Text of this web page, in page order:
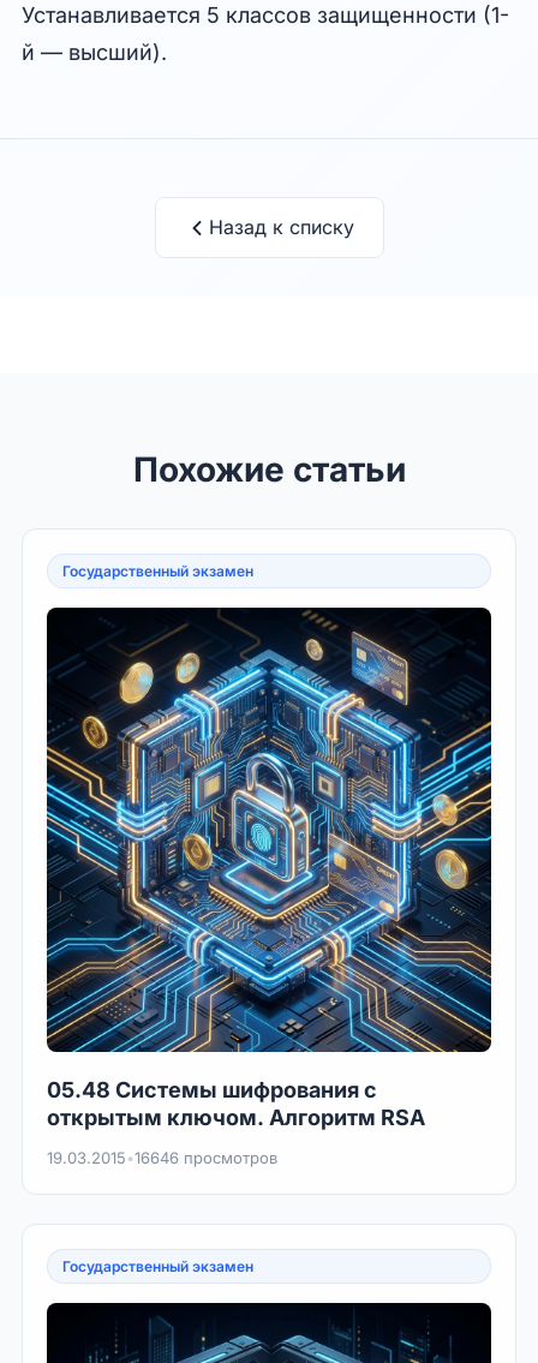
Устанавливается 5 классов защищенности (1-
й — высший).
Назад к списку
Похожие статьи
Государственный экзамен
05.48 Системы шифрования с
открытым ключом. Алгоритм RSA
19.03.2015•16646 просмотров
Государственный экзамен